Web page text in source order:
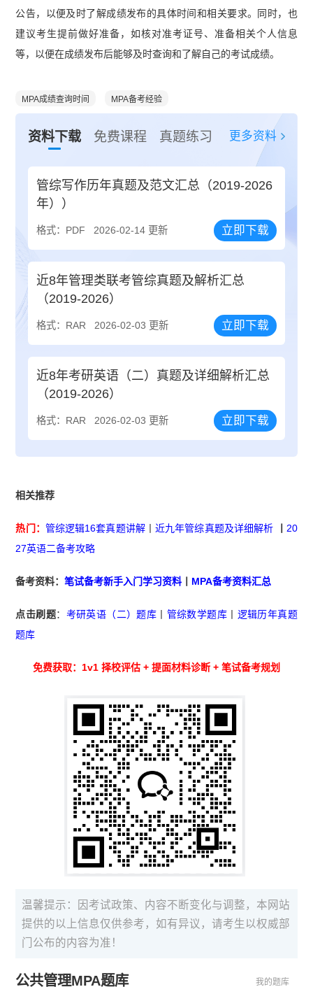
公告，以便及时了解成绩发布的具体时间和相关要求。同时，也
建议考生提前做好准备，如核对准考证号、准备相关个人信息
等，以便在成绩发布后能够及时查询和了解自己的考试成绩。
MPA成绩查询时间 MPA备考经验
资料下载 免费课程 真题练习 更多资料
管综写作历年真题及范文汇总（2019-2026
年））
格式：PDF 2026-02-14 更新 立即下载
近8年管理类联考管综真题及解析汇总
（2019-2026）
格式：RAR 2026-02-03 更新 立即下载
近8年考研英语（二）真题及详细解析汇总
（2019-2026）
格式：RAR 2026-02-03 更新 立即下载
相关推荐
热门： 管综逻辑16套真题讲解丨近九年管综真题及详细解析
20
27英语二备考攻略
备考资料：笔试备考新手入门学习资料 MPA备考资料汇总
点击刷题： 考研英语（二）题库 管综数学题库
逻辑历年真题
题库
免费获取：1v1 择校评估 + 提面材料诊断 + 笔试备考规划
温馨提示：因考试政策、内容不断变化与调整，本网站
提供的以上信息仅供参考，如有异议，请考生以权威部
门公布的内容为准！
公共管理MPA题库 我的题库